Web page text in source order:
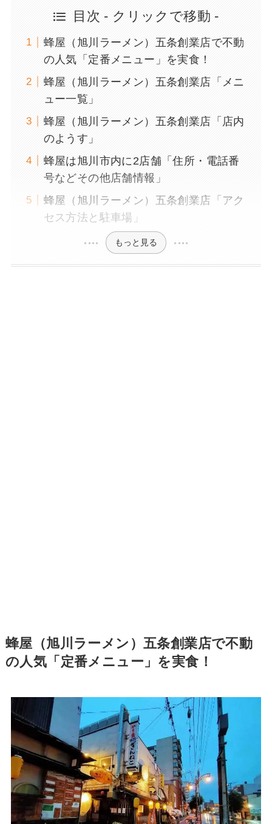
目次 - クリックで移動 -
蜂屋（旭川ラーメン）五条創業店で不動
の人気「定番メニュー」を実食！
蜂屋（旭川ラーメン）五条創業店「メニ
ュー一覧」
蜂屋（旭川ラーメン）五条創業店「店内
のようす」
蜂屋は旭川市内に2店舗「住所・電話番
号などその他店舗情報」
蜂屋（旭川ラーメン）五条創業店「アク
セス方法と駐車場」
もっと見る
蜂屋（旭川ラーメン）五条創業店で不動
の人気「定番メニュー」を実食！